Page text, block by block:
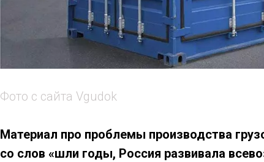
Фото с сайта Vgudok
Материал про проблемы производства
со слов «шли годы, Россия развивала